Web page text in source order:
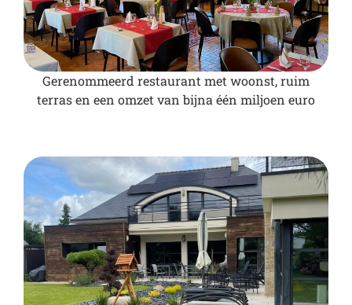
Gerenommeerd restaurant met woonst, ruim
terras en een omzet van bijna één miljoen euro